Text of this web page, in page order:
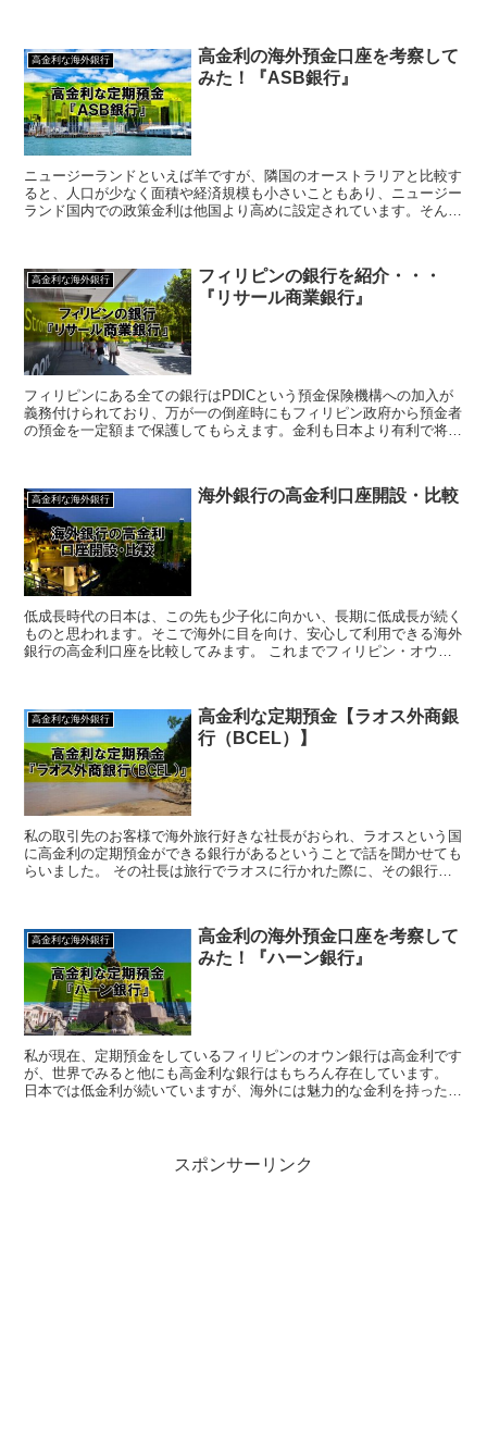
高金利な海外銀行
高金利の海外預金口座を考察して
みた！『ASB銀行』
ニュージーランドといえば羊ですが、隣国のオーストラリアと比較す
ると、人口が少なく面積や経済規模も小さいこともあり、ニュージー
ランド国内での政策金利は他国より高めに設定されています。そんな
高金利な海外銀行
フィリピンの銀行を紹介・・・
『リサール商業銀行』
フィリピンにある全ての銀行はPDICという預金保険機構への加入が
義務付けられており、万が一の倒産時にもフィリピン政府から預金者
の預金を一定額まで保護してもらえます。金利も日本より有利で将来
高金利な海外銀行 海外銀行の高金利口座開設・比較
低成長時代の日本は、この先も少子化に向かい、長期に低成長が続く
ものと思われます。そこで海外に目を向け、安心して利用できる海外
銀行の高金利口座を比較してみます。 これまでフィリピン・オウン
高金利な海外銀行
高金利な定期預金【ラオス外商銀
行（BCEL）】
私の取引先のお客様で海外旅行好きな社長がおられ、ラオスという国
に高金利の定期預金ができる銀行があるということで話を聞かせても
らいました。 その社長は旅行でラオスに行かれた際に、その銀行で
高金利な海外銀行
高金利の海外預金口座を考察して
みた！『ハーン銀行』
私が現在、定期預金をしているフィリピンのオウン銀行は高金利です
が、世界でみると他にも高金利な銀行はもちろん存在しています。
日本では低金利が続いていますが、海外には魅力的な金利を持った投
スポンサーリンク